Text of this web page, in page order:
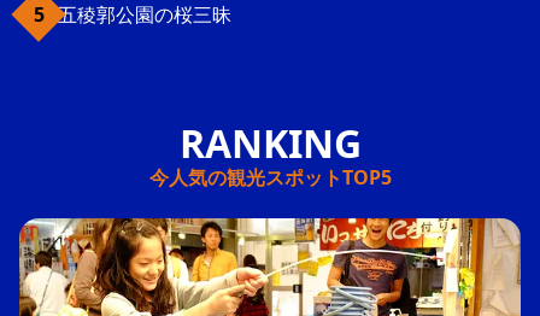
五稜郭公園の桜三昧
今人気の観光スポットTOP5